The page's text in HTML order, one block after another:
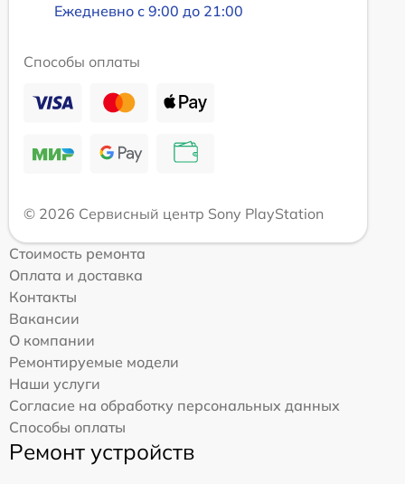
Ежедневно с 9:00 до 21:00
Способы оплаты
© 2026 Сервисный центр Sony PlayStation
Стоимость ремонта
Оплата и доставка
Контакты
Вакансии
О компании
Ремонтируемые модели
Наши услуги
Согласие на обработку персональных данных
Способы оплаты
Ремонт устройств